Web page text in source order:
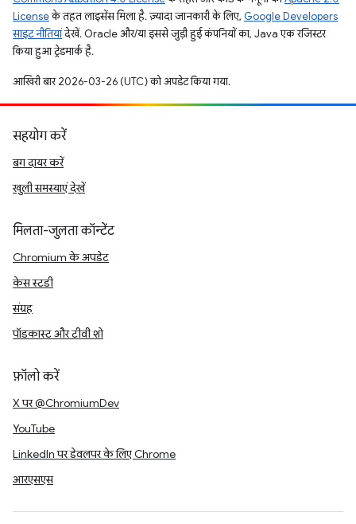
Licenseके तहत लाइसेंस मिला है. ज़्यादा जानकारी के लिए, Google Developers
साइट नीतियांदेखें. Oracle और/या इससे जुड़ी हुई कंपनियों का, Java एक रजिस्टर
किया हुआ ट्रेडमार्क है.
आखिरी बार 2026-03-26 (UTC) को अपडेट किया गया.
सहयोग करें
बग दायर करें
खुली समस्याएं देखें
मिलता-जुलता कॉन्टेंट
Chromium के अपडेट
केस स्टडी
संग्रह
पॉडकास्ट और टीवी शो
फ़ॉलो करें
X पर @ChromiumDev
YouTube
LinkedIn पर डेवलपर के लिए Chrome
आरएसएस